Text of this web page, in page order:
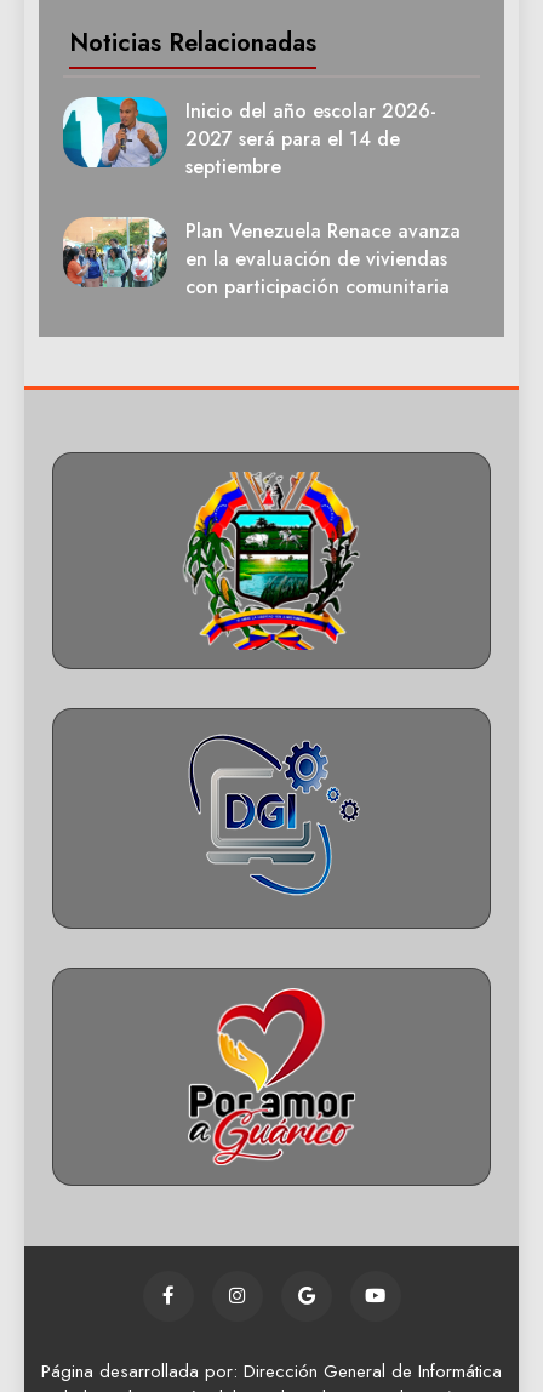
Noticias Relacionadas
Inicio del año escolar 2026-
2027 será para el 14 de
septiembre
Plan Venezuela Renace avanza
en la evaluación de viviendas
con participación comunitaria
Página desarrollada por: Dirección General de Informática